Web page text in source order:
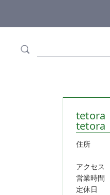
tetora
tetora
住所
アクセス
営業時間
定休日